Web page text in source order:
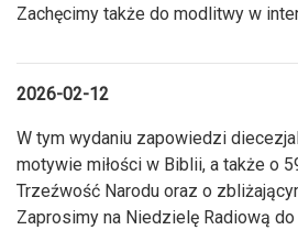
Zachęcimy także do modlitwy w
2026-02-12
W tym wydaniu zapowiedzi
motywie miłości w Biblii, a także o
Trzeźwość Narodu oraz o
Zaprosimy na Niedzielę Radiową